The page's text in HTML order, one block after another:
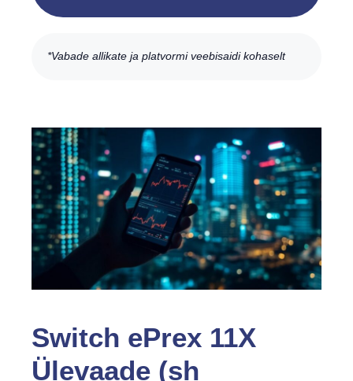
*Vabade allikate ja platvormi veebisaidi kohaselt
Switch ePrex 11X
Ülevaade (sh